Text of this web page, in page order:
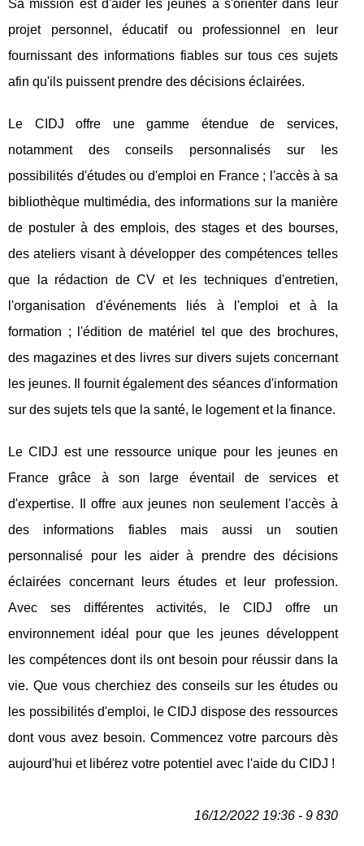
Sa mission est d'aider les jeunes à s'orienter dans leur
projet personnel, éducatif ou professionnel en leur
fournissant des informations fiables sur tous ces sujets
afin qu'ils puissent prendre des décisions éclairées.
Le CIDJ offre une gamme étendue de services,
notamment des conseils personnalisés sur les
possibilités d'études ou d'emploi en France ; l'accès à sa
bibliothèque multimédia, des informations sur la manière
de postuler à des emplois, des stages et des bourses,
des ateliers visant à développer des compétences telles
que la rédaction de CV et les techniques d'entretien,
l'organisation d'événements liés à l'emploi et à la
formation ; l'édition de matériel tel que des brochures,
des magazines et des livres sur divers sujets concernant
les jeunes. Il fournit également des séances d'information
sur des sujets tels que la santé, le logement et la finance.
Le CIDJ est une ressource unique pour les jeunes en
France grâce à son large éventail de services et
d'expertise. Il offre aux jeunes non seulement l'accès à
des informations fiables mais aussi un soutien
personnalisé pour les aider à prendre des décisions
éclairées concernant leurs études et leur profession.
Avec ses différentes activités, le CIDJ offre un
environnement idéal pour que les jeunes développent
les compétences dont ils ont besoin pour réussir dans la
vie. Que vous cherchiez des conseils sur les études ou
les possibilités d'emploi, le CIDJ dispose des ressources
dont vous avez besoin. Commencez votre parcours dès
aujourd'hui et libérez votre potentiel avec l'aide du CIDJ !
16/12/2022 19:36 - 9 830